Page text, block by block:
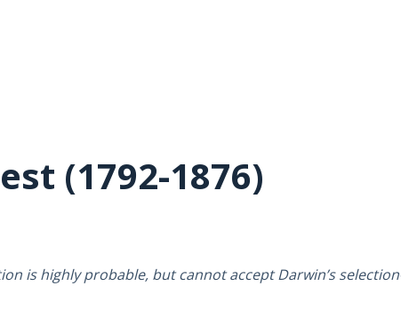
(1792-1876)
is highly probable, but cannot accept Darwin’s